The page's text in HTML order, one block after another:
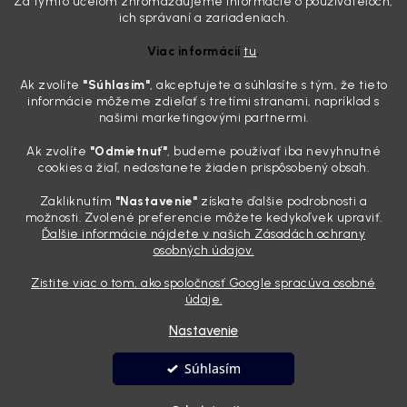
ich správaní a zariadeniach.
Viac informáciítu.
Ak zvolíte "Súhlasím", akceptujete a súhlasíte s tým, že tieto
informácie môžeme zdieľať s tretími stranami, napríklad s
našimi marketingovými partnermi.
Ak zvolíte "Odmietnuť", budeme používať iba nevyhnutné
cookies a žiaľ, nedostanete žiaden prispôsobený obsah.
Zakliknutím "Nastavenie" získate ďalšie podrobnosti a
možnosti. Zvolené preferencie môžete kedykoľvek upraviť.
Ďalšie informácie nájdete v našich Zásadách ochrany
osobných údajov.
Zistite viac o tom, ako spoločnosť Google spracúva osobné
údaje.
Nastavenie
Súhlasím
Detailing nemusí stáť výplatu: 5 kúskov autokozmetiky,
Sobotné ráno, káva v ruke a pred vami zaprášená kapota. Pre
niekoho nuda, pre nás najlepší relax. Lenže keď si v košíku spočítate
všetky tie fľaštičky, šampóny a utierky, výsledná suma vie poriadne
pokaziť náladu. Dobrá správa je, že aj profi výbava ...
Zabudnite na šmuhy: 7 overených vychytávok, ktoré z
28.7.2026
Poznáte ten pocit. Sobota ráno, slnko sa oprie do laku a vy namiesto
radosti vidíte len šedý povlak, zaschnuté kvapky a kolesá čierne od
bodu B, ale pre nás je to vizitka. Nič nepoka...
Vytvoril Shoptet